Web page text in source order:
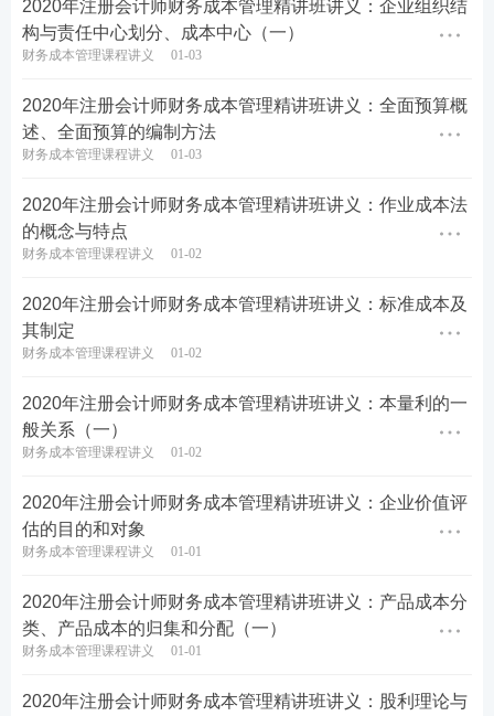
2020年注册会计师财务成本管理精讲班讲义：企业组织结
构与责任中心划分、成本中心（一）
财务成本管理课程讲义 01-03
2020年注册会计师财务成本管理精讲班讲义：全面预算概
述、全面预算的编制方法
财务成本管理课程讲义 01-03
2020年注册会计师财务成本管理精讲班讲义：作业成本法
的概念与特点
财务成本管理课程讲义 01-02
2020年注册会计师财务成本管理精讲班讲义：标准成本及
其制定
财务成本管理课程讲义 01-02
2020年注册会计师财务成本管理精讲班讲义：本量利的一
般关系（一）
财务成本管理课程讲义 01-02
2020年注册会计师财务成本管理精讲班讲义：企业价值评
估的目的和对象
财务成本管理课程讲义 01-01
2020年注册会计师财务成本管理精讲班讲义：产品成本分
类、产品成本的归集和分配（一）
财务成本管理课程讲义 01-01
2020年注册会计师财务成本管理精讲班讲义：股利理论与